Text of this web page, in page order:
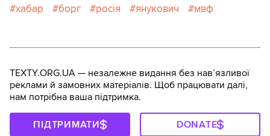
хабар борг росія янукович мвф
TEXTY.ORG.UA — незалежне видання без навʼязливої
реклами й замовних матеріалів. Щоб працювати далі,
нам потрібна ваша підтримка.
ПІДТРИМАТИ DONATE